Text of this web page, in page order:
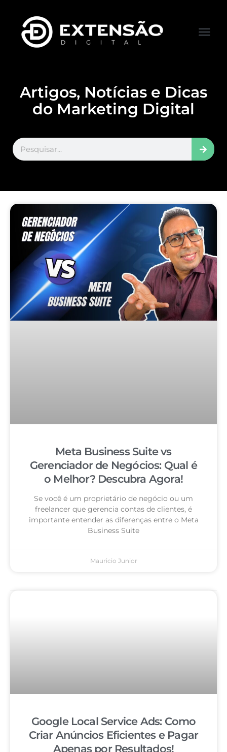
Artigos, Notícias e Dicas
do Marketing Digital
Meta Business Suite vs
Gerenciador de Negócios: Qual é
o Melhor? Descubra Agora!
Se você é um proprietário de negócio ou um
freelancer que gerencia contas de clientes, é
importante entender as diferenças entre o Meta
Business Suite
Mauricio Junior
Google Local Service Ads: Como
Criar Anúncios Eficientes e Pagar
Apenas por Resultados!